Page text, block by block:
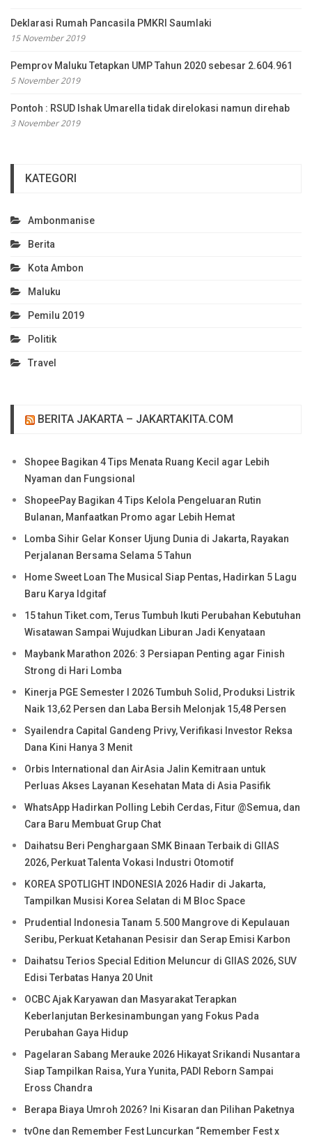
Deklarasi Rumah Pancasila PMKRI Saumlaki
15 November 2019
Pemprov Maluku Tetapkan UMP Tahun 2020 sebesar 2.604.961
5 November 2019
Pontoh : RSUD Ishak Umarella tidak direlokasi namun direhab
3 November 2019
KATEGORI
Ambonmanise
Berita
Kota Ambon
Maluku
Pemilu 2019
Politik
Travel
BERITA JAKARTA – JAKARTAKITA.COM
Shopee Bagikan 4 Tips Menata Ruang Kecil agar Lebih
Nyaman dan Fungsional
ShopeePay Bagikan 4 Tips Kelola Pengeluaran Rutin
Bulanan, Manfaatkan Promo agar Lebih Hemat
Lomba Sihir Gelar Konser Ujung Dunia di Jakarta, Rayakan
Perjalanan Bersama Selama 5 Tahun
Home Sweet Loan The Musical Siap Pentas, Hadirkan 5 Lagu
Baru Karya Idgitaf
15 tahun Tiket.com, Terus Tumbuh Ikuti Perubahan Kebutuhan
Wisatawan Sampai Wujudkan Liburan Jadi Kenyataan
Maybank Marathon 2026: 3 Persiapan Penting agar Finish
Strong di Hari Lomba
Kinerja PGE Semester I 2026 Tumbuh Solid, Produksi Listrik
Naik 13,62 Persen dan Laba Bersih Melonjak 15,48 Persen
Syailendra Capital Gandeng Privy, Verifikasi Investor Reksa
Dana Kini Hanya 3 Menit
Orbis International dan AirAsia Jalin Kemitraan untuk
Perluas Akses Layanan Kesehatan Mata di Asia Pasifik
WhatsApp Hadirkan Polling Lebih Cerdas, Fitur @Semua, dan
Cara Baru Membuat Grup Chat
Daihatsu Beri Penghargaan SMK Binaan Terbaik di GIIAS
2026, Perkuat Talenta Vokasi Industri Otomotif
KOREA SPOTLIGHT INDONESIA 2026 Hadir di Jakarta,
Tampilkan Musisi Korea Selatan di M Bloc Space
Prudential Indonesia Tanam 5.500 Mangrove di Kepulauan
Seribu, Perkuat Ketahanan Pesisir dan Serap Emisi Karbon
Daihatsu Terios Special Edition Meluncur di GIIAS 2026, SUV
Edisi Terbatas Hanya 20 Unit
OCBC Ajak Karyawan dan Masyarakat Terapkan
Keberlanjutan Berkesinambungan yang Fokus Pada
Perubahan Gaya Hidup
Pagelaran Sabang Merauke 2026 Hikayat Srikandi Nusantara
Siap Tampilkan Raisa, Yura Yunita, PADI Reborn Sampai
Eross Chandra
Berapa Biaya Umroh 2026? Ini Kisaran dan Pilihan Paketnya
tvOne dan Remember Fest Luncurkan “Remember Fest x